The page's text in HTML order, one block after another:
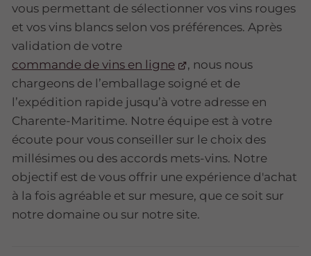
vous permettant de sélectionner vos vins rouges
et vos vins blancs selon vos préférences. Après
validation de votre
commande de vins en ligne
, nous nous
chargeons de l’emballage soigné et de
l’expédition rapide jusqu’à votre adresse en
Charente-Maritime. Notre équipe est à votre
écoute pour vous conseiller sur le choix des
millésimes ou des accords mets-vins. Notre
objectif est de vous offrir une expérience d'achat
à la fois agréable et sur mesure, que ce soit sur
notre domaine ou sur notre site.